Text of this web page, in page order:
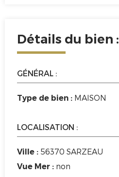
Détails du bien :
GÉNÉRAL :
Type de bien : MAISON
LOCALISATION :
Ville : 56370 SARZEAU
Vue Mer : non